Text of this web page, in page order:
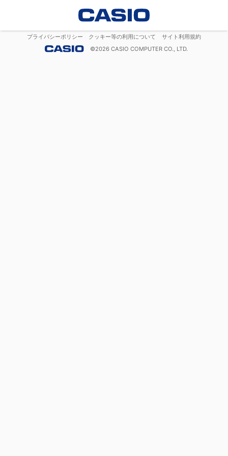
プライバシーポリシー クッキー等の利用について
サイト利用規約
©2026 CASIO COMPUTER CO., LTD.